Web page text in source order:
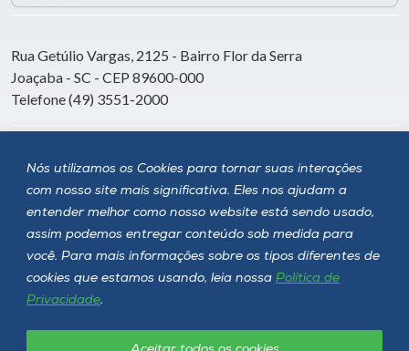
Nós utilizamos os Cookies para tornar suas interações
com nosso site mais significativa. Eles nos ajudam a
entender melhor como nosso website está sendo usado,
assim podemos entregar conteúdo sob medida para
você. Para mais informações sobre os tipos diferentes de
cookies que estamos usando, leia nossa Política de
Privacidade.
Rua Getúlio Vargas, 2125 - Bairro Flor da Serra
Joaçaba - SC - CEP 89600-000
Telefone (49) 3551-2000
Siga a Unoesc